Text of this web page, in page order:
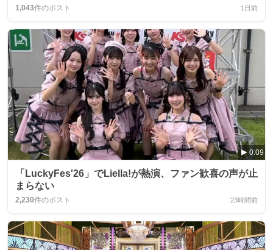
1,043件のポスト 1日前
0:09
「LuckyFes'26」でLiella!が熱演、ファン歓喜の声が止
まらない
2,230件のポスト 23時間前